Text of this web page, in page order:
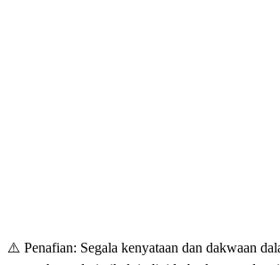
⚠️ Penafian: Segala kenyataan dan dakwaan